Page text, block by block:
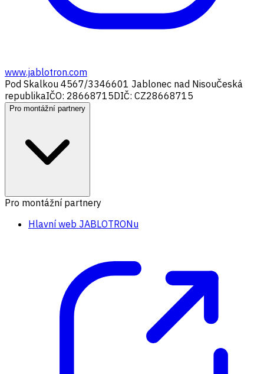
www.jablotron.com
Pod Skalkou 4567/3346601 Jablonec nad NisouČeská
republikaIČO: 28668715DIČ: CZ28668715
Pro montážní partnery
Pro montážní partnery
Hlavní web JABLOTRONu